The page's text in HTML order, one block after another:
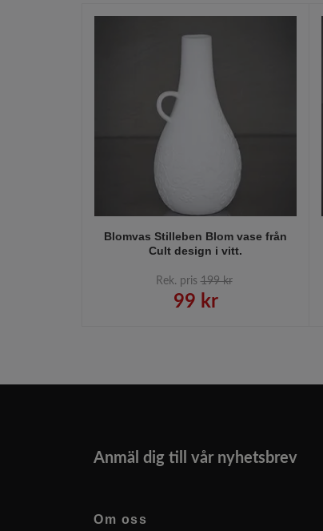
Blomvas Stilleben Blom vase från
Cult design i vitt.
Rek. pris 199 kr
99 kr
Anmäl dig till vår nyhetsbrev
Om oss